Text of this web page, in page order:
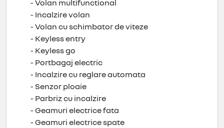
- Volan multifunctional
- Incalzire volan
- Volan cu schimbator de viteze
- Keyless entry
- Keyless go
- Portbagaj electric
- Incalzire cu reglare automata
- Senzor ploaie
- Parbriz cu incalzire
- Geamuri electrice fata
- Geamuri electrice spate